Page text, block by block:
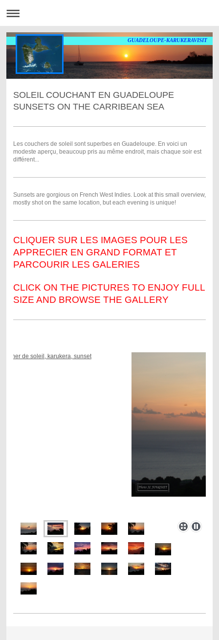
GUADELOUPE-KARUKERAVISIT
SOLEIL COUCHANT EN GUADELOUPE
SUNSETS ON THE CARRIBEAN SEA
Les couchers de soleil sont superbes en Guadeloupe. En voici un
modeste aperçu, beaucoup pris au même endroit, mais chaque soir est
différent...
Sunsets are gorgious on French West Indies. Look at this small overview,
mostly shot on the same location, but each evening is unique!
CLIQUER SUR LES IMAGES POUR LES
APPRECIER EN GRAND FORMAT ET
PARCOURIR LES GALERIES
CLICK ON THE PICTURES TO ENJOY FULL
SIZE AND BROWSE THE GALLERY